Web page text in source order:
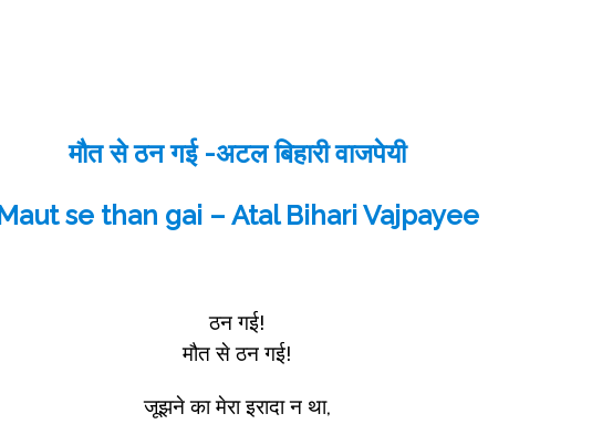
मौत से ठन गई -अटल बिहारी वाजपेयी
se than gai – Atal Bihari Vajpayee
ठन गई!
मौत से ठन गई!
जूझने का मेरा इरादा न था,